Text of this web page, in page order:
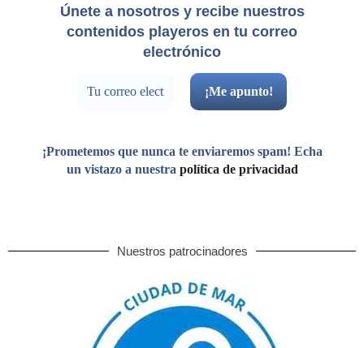
Únete a nosotros y recibe nuestros
contenidos playeros en tu correo
electrónico
¡Prometemos que nunca te enviaremos spam! Echa
un vistazo a nuestra política de privacidad
Nuestros patrocinadores